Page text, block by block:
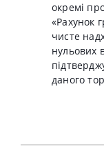
окремі
«Рахунок
чисте
нульових
даного